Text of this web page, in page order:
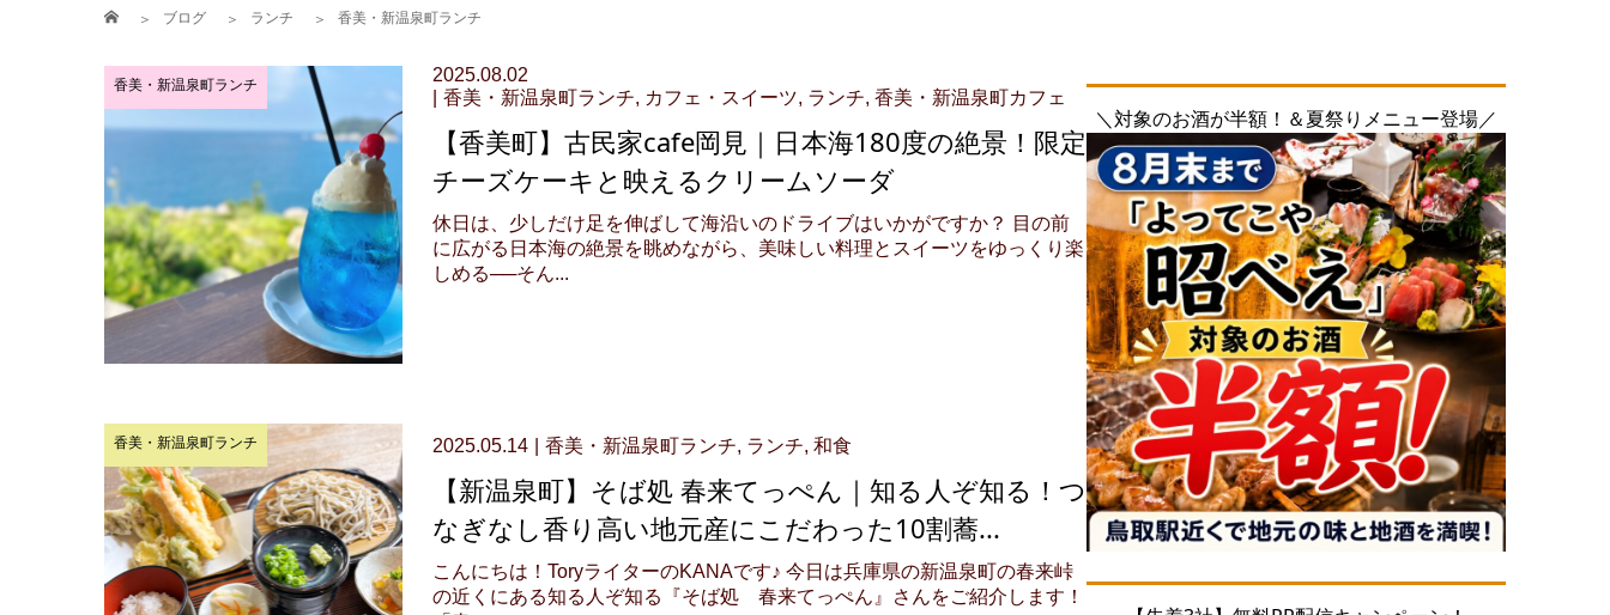
ブログ ランチ 香美・新温泉町ランチ
香美・新温泉町ランチ
2025.08.02
香美・新温泉町ランチ, カフェ・スイーツ, ランチ, 香美・新温泉町カフェ
【香美町】古民家cafe岡見｜日本海180度の絶景！限定
チーズケーキと映えるクリームソーダ
休日は、少しだけ足を伸ばして海沿いのドライブはいかがですか？ 目の前
に広がる日本海の絶景を眺めながら、美味しい料理とスイーツをゆっくり楽
しめる──そん...
香美・新温泉町ランチ 2025.05.14 香美・新温泉町ランチ, ランチ, 和食
【新温泉町】そば処 春来てっぺん｜知る人ぞ知る！つ
なぎなし香り高い地元産にこだわった10割蕎...
こんにちは！ToryライターのKANAです♪ 今日は兵庫県の新温泉町の春来峠
の近くにある知る人ぞ知る『そば処 春来てっぺん』さんをご紹介します！
＼対象のお酒が半額！＆夏祭りメニュー登場／